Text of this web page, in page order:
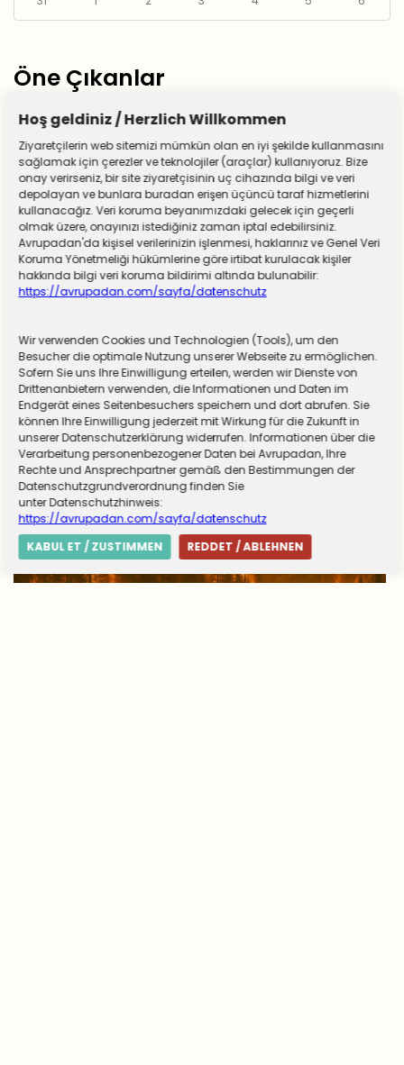
Öne Çıkanlar
Almanya zorunlu askerliğe hazırlanıyor! Sivil
hizmet için düğmeye basıldı
Hoş geldiniz / Herzlich Willkommen
Ziyaretçilerin web sitemizi mümkün olan en iyi şekilde kullanmasını
sağlamak için çerezler ve teknolojiler (araçlar) kullanıyoruz. Bize
onay verirseniz, bir site ziyaretçisinin uç cihazında bilgi ve veri
depolayan ve bunlara buradan erişen üçüncü taraf hizmetlerini
kullanacağız. Veri koruma beyanımızdaki gelecek için geçerli
olmak üzere, onayınızı istediğiniz zaman iptal edebilirsiniz.
Avrupadan'da kişisel verilerinizin işlenmesi, haklarınız ve Genel Veri
Koruma Yönetmeliği hükümlerine göre irtibat kurulacak kişiler
hakkında bilgi veri koruma bildirimi altında bulunabilir:
https://avrupadan.com/sayfa/datenschutz
Wir verwenden Cookies und Technologien (Tools), um den
Besucher die optimale Nutzung unserer Webseite zu ermöglichen.
Sofern Sie uns Ihre Einwilligung erteilen, werden wir Dienste von
Drittenanbietern verwenden, die Informationen und Daten im
Endgerät eines Seitenbesuchers speichern und dort abrufen. Sie
können Ihre Einwilligung jederzeit mit Wirkung für die Zukunft in
unserer Datenschutzerklärung widerrufen. Informationen über die
Verarbeitung personenbezogener Daten bei Avrupadan, Ihre
Rechte und Ansprechpartner gemäß den Bestimmungen der
Datenschutzgrundverordnung finden Sie
unter Datenschutzhinweis:
https://avrupadan.com/sayfa/datenschutz
KABUL ET / ZUSTIMMEN
REDDET / ABLEHNEN